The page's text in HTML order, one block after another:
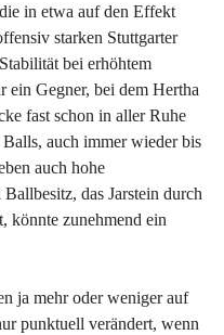
in etwa auf den Effekt
starken Stuttgarter
bei erhöhtem
ein Gegner, bei dem Hertha
fast schon in aller Ruhe
auch immer wieder bis
auch hohe
das Jarstein durch
könnte zunehmend ein
ja mehr oder weniger auf
punktuell verändert, wenn